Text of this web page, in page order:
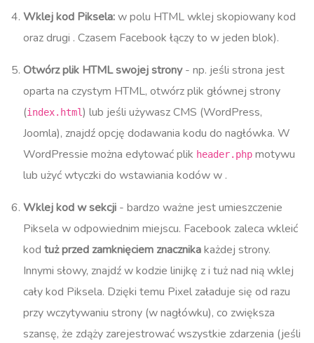
Wklej kod Piksela:w polu HTML wklej skopiowany kod
oraz drugi . Czasem Facebook łączy to w jeden blok).
Otwórz plik HTML swojej strony- np. jeśli strona jest
oparta na czystym HTML, otwórz plik głównej strony
(index.html) lub jeśli używasz CMS (WordPress,
Joomla), znajdź opcję dodawania kodu do nagłówka. W
WordPressie można edytować plik header.php motywu
lub użyć wtyczki do wstawiania kodów w .
Wklej kod w sekcji - bardzo ważne jest umieszczenie
Piksela w odpowiednim miejscu. Facebook zaleca wkleić
kod tuż przed zamknięciem znacznikakażdej strony​.
Innymi słowy, znajdź w kodzie linijkę zi tuż nad nią wklej
cały kod Piksela. Dzięki temu Pixel załaduje się od razu
przy wczytywaniu strony (w nagłówku), co zwiększa
szansę, że zdąży zarejestrować wszystkie zdarzenia (jeśli